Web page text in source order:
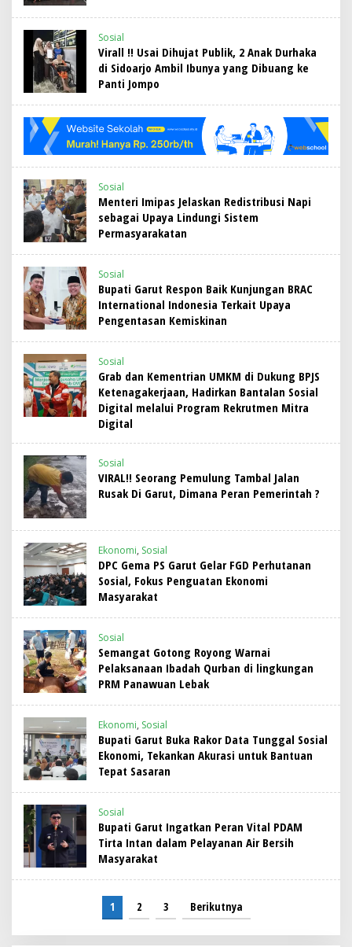
Sosial
Virall !! Usai Dihujat Publik, 2 Anak Durhaka
di Sidoarjo Ambil Ibunya yang Dibuang ke
Panti Jompo
Sosial
Menteri Imipas Jelaskan Redistribusi Napi
sebagai Upaya Lindungi Sistem
Permasyarakatan
Sosial
Bupati Garut Respon Baik Kunjungan BRAC
International Indonesia Terkait Upaya
Pengentasan Kemiskinan
Sosial
Grab dan Kementrian UMKM di Dukung BPJS
Ketenagakerjaan, Hadirkan Bantalan Sosial
Digital melalui Program Rekrutmen Mitra
Digital
Sosial
VIRAL!! Seorang Pemulung Tambal Jalan
Rusak Di Garut, Dimana Peran Pemerintah ?
Ekonomi, Sosial
DPC Gema PS Garut Gelar FGD Perhutanan
Sosial, Fokus Penguatan Ekonomi
Masyarakat
Sosial
Semangat Gotong Royong Warnai
Pelaksanaan Ibadah Qurban di lingkungan
PRM Panawuan Lebak
Ekonomi, Sosial
Bupati Garut Buka Rakor Data Tunggal Sosial
Ekonomi, Tekankan Akurasi untuk Bantuan
Tepat Sasaran
Sosial
Bupati Garut Ingatkan Peran Vital PDAM
Tirta Intan dalam Pelayanan Air Bersih
Masyarakat
1 2 3 Berikutnya